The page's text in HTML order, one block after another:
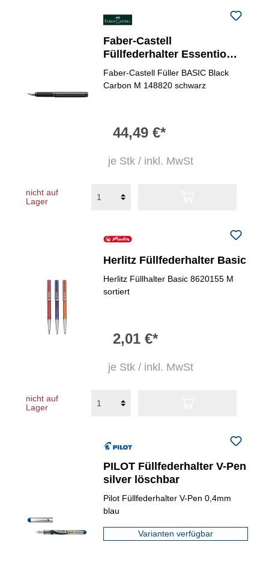
Faber-Castell
Füllfederhalter Essentio
Black Carbon
Faber-Castell Füller BASIC Black
Carbon M 148820 schwarz
44,49 €*
je Stk / inkl. MwSt
nicht auf
Lager
Herlitz Füllfederhalter Basic
Herlitz Füllhalter Basic 8620155 M
sortiert
2,01 €*
je Stk / inkl. MwSt
nicht auf
Lager
PILOT Füllfederhalter V-Pen
silver löschbar
Pilot Füllfederhalter V-Pen 0,4mm
blau
Varianten verfügbar